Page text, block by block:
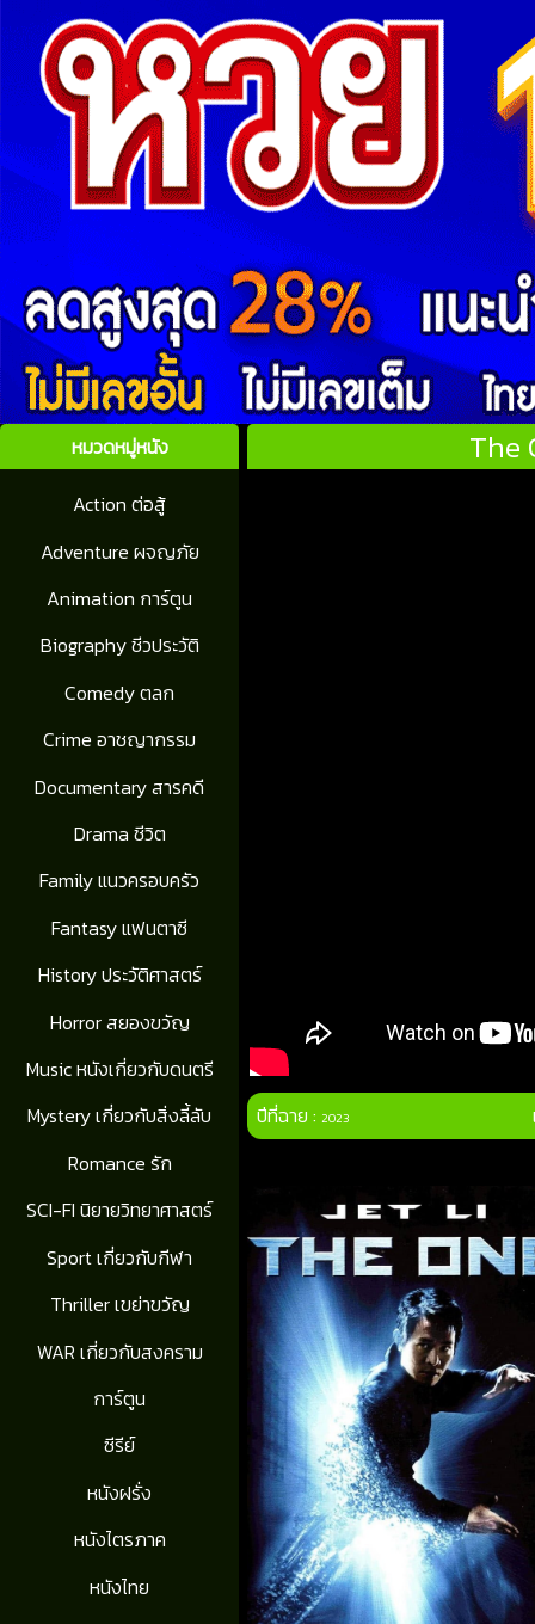
หมวดหมู่หนัง
Action ต่อสู้
Adventure ผจญภัย
Animation การ์ตูน
Biography ชีวประวัติ
Comedy ตลก
Crime อาชญากรรม
Documentary สารคดี
Drama ชีวิต
Family แนวครอบครัว
Fantasy แฟนตาซี
History ประวัติศาสตร์
Horror สยองขวัญ
Music หนังเกี่ยวกับดนตรี
Mystery เกี่ยวกับสิ่งลี้ลับ
Romance รัก
SCI-FI นิยายวิทยาศาสตร์
Sport เกี่ยวกับกีฬา
Thriller เขย่าขวัญ
WAR เกี่ยวกับสงคราม
การ์ตูน
ซีรีย์
หนังฝรั่ง
หนังไตรภาค
หนังไทย
The
ปีที่ฉาย :2023